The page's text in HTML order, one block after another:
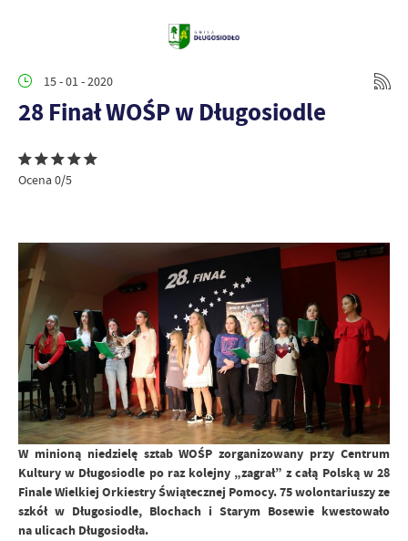
15 - 01 - 2020
28 Finał WOŚP w Długosiodle
Ocena 0/5
W minioną niedzielę sztab WOŚP zorganizowany przy Centrum
Kultury w Długosiodle po raz kolejny „zagrał” z całą Polską w 28
Finale Wielkiej Orkiestry Świątecznej Pomocy. 75 wolontariuszy ze
szkół w Długosiodle, Blochach i Starym Bosewie kwestowało
na ulicach Długosiodła.